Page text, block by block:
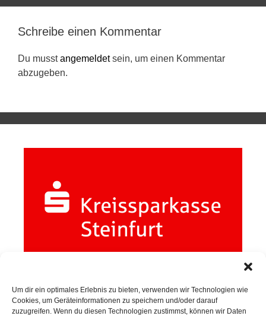
Um dir ein optimales Erlebnis zu bieten, verwenden wir Technologien wie
Cookies, um Geräteinformationen zu speichern und/oder darauf
zuzugreifen. Wenn du diesen Technologien zustimmst, können wir Daten
Schreibe einen Kommentar
Du musstangemeldetsein, um einen Kommentar
abzugeben.